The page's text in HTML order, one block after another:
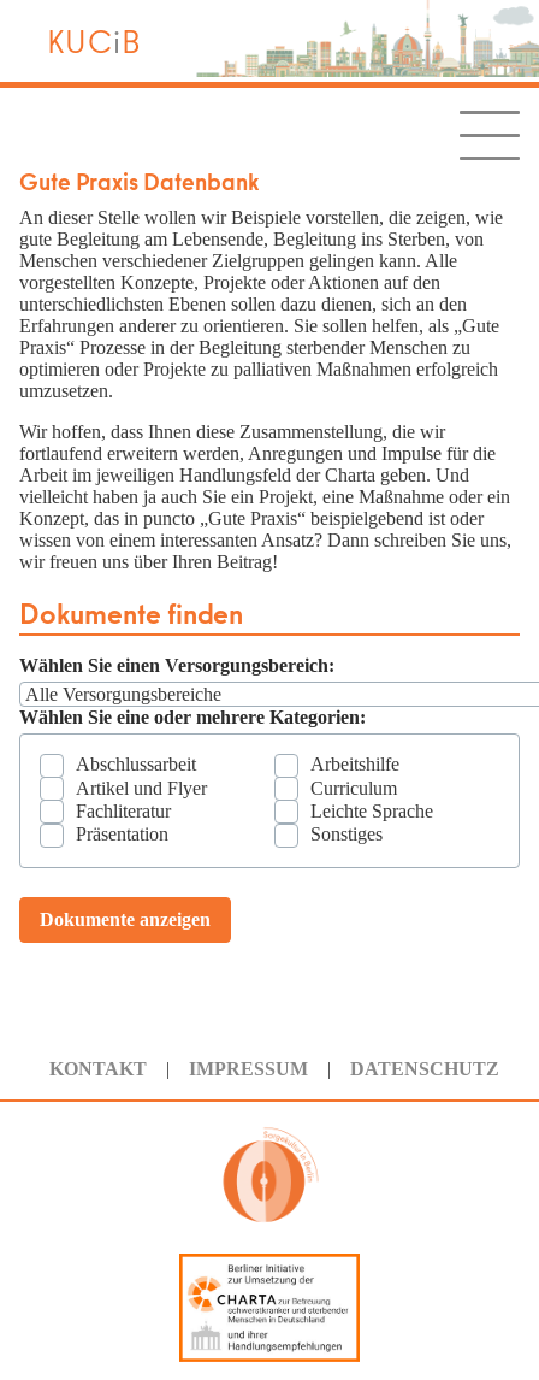
KUCiB
Gute Praxis Datenbank
An dieser Stelle wollen wir Beispiele vorstellen, die zeigen, wie
gute Begleitung am Lebensende, Begleitung ins Sterben, von
Menschen verschiedener Zielgruppen gelingen kann. Alle
vorgestellten Konzepte, Projekte oder Aktionen auf den
unterschiedlichsten Ebenen sollen dazu dienen, sich an den
Erfahrungen anderer zu orientieren. Sie sollen helfen, als „Gute
Praxis“ Prozesse in der Begleitung sterbender Menschen zu
optimieren oder Projekte zu palliativen Maßnahmen erfolgreich
umzusetzen.
Wir hoffen, dass Ihnen diese Zusammenstellung, die wir
fortlaufend erweitern werden, Anregungen und Impulse für die
Arbeit im jeweiligen Handlungsfeld der Charta geben. Und
vielleicht haben ja auch Sie ein Projekt, eine Maßnahme oder ein
Konzept, das in puncto „Gute Praxis“ beispielgebend ist oder
wissen von einem interessanten Ansatz? Dann schreiben Sie uns,
wir freuen uns über Ihren Beitrag!
Dokumente finden
Wählen Sie einen Versorgungsbereich:
Wählen Sie eine oder mehrere Kategorien:
Abschlussarbeit
Arbeitshilfe
Artikel und Flyer
Curriculum
Fachliteratur
Leichte Sprache
Präsentation
Sonstiges
Dokumente anzeigen
KONTAKT IMPRESSUM DATENSCHUTZ